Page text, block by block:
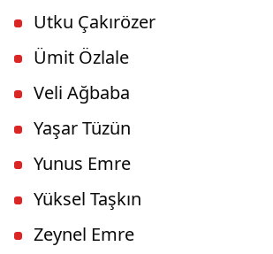
Utku Çakırözer
Ümit Özlale
Veli Ağbaba
Yaşar Tüzün
Yunus Emre
Yüksel Taşkın
Zeynel Emre